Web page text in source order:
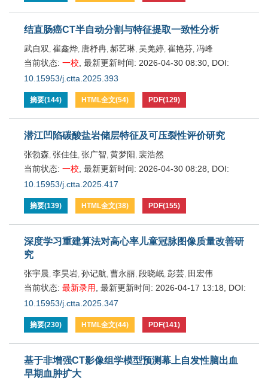
结直肠癌CT半自动分割与特征提取一致性分析
武自双 , 崔鑫烨, 唐杼冉, 郝艺琳, 吴羌婷, 崔艳芬, 冯峰
当前状态: 一校 最新更新时间: 2026-04-30 08:30 DOI:
10.15953/j.ctta.2025.393
摘要(144) HTML全文(54) PDF(129)
潜江凹陷碳酸盐岩储层特征及可压裂性评价研究
张勃森, 张佳佳, 张广智, 黄梦阳, 裴浩然
当前状态: 一校 最新更新时间: 2026-04-30 08:28
DOI:
10.15953/j.ctta.2025.417
摘要(139) HTML全文(38) PDF(155)
深度学习重建算法对高心率儿童冠脉图像质量改善研
究
张宇晨, 李昊岩, 孙记航, 曹永丽, 段晓岷, 彭芸, 田宏伟
当前状态: 最新录用 最新更新时间: 2026-04-17 13:18
DOI:
10.15953/j.ctta.2025.347
摘要(230) HTML全文(44) PDF(141)
基于非增强CT影像组学模型预测幕上自发性脑出血
早期血肿扩大